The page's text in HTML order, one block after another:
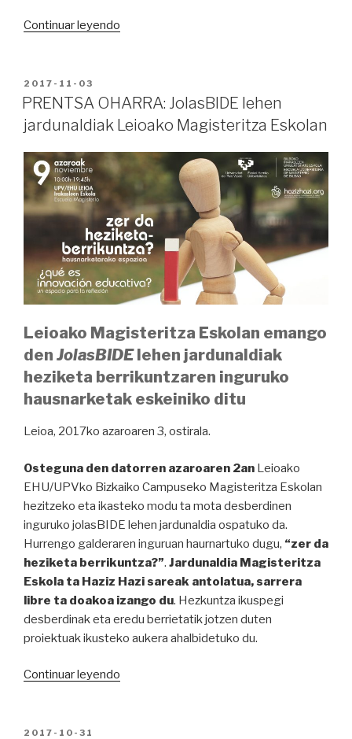
Continuar leyendo
jornada
jolasBIDE
Escuela
de
Magisterio
de
Leioa”
PUBLICADO
EN
2017-11-03
PRENTSA OHARRA: JolasBIDE lehen
jardunaldiak Leioako Magisteritza Eskolan
Leioako Magisteritza Eskolan emango
den JolasBIDElehen jardunaldiak
heziketa berrikuntzaren inguruko
hausnarketak eskeiniko ditu
Leioa, 2017ko azaroaren 3, ostirala.
Osteguna den datorren azaroaren 2an Leioako
EHU/UPVko Bizkaiko Campuseko Magisteritza Eskolan
hezitzeko eta ikasteko modu ta mota desberdinen
inguruko jolasBIDE lehen jardunaldia ospatuko da.
Hurrengo galderaren inguruan haurnartuko dugu, “zer da
heziketa berrikuntza?”. Jardunaldia Magisteritza
Eskola ta Haziz Hazi sareak antolatua, sarrera
libre ta doakoa izango du. Hezkuntza ikuspegi
desberdinak eta eredu berrietatik jotzen duten
proiektuak ikusteko aukera ahalbidetuko du.
Continuar leyendo
PUBLICADO
2017-10-31